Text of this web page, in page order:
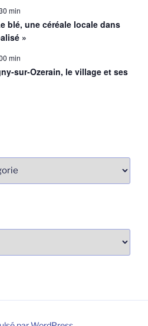
min
blé, une céréale locale dans
»
min
sur-Ozerain, le village et ses